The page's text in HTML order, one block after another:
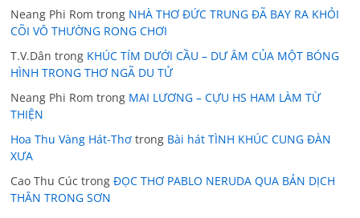
Neang Phi Rom trong NHÀ THƠ ĐỨC TRUNG ĐÃ BAY RA KHỎI
CÕI VÔ THƯỜNG RONG CHƠI
T.V.Dân trong KHÚC TÍM DƯỚI CẦU – DƯ ÂM CỦA MỘT BÓNG
HÌNH TRONG THƠ NGÃ DU TỬ
Neang Phi Rom trong MAI LƯƠNG – CỰU HS HAM LÀM TỪ
THIỆN
Hoa Thu Vàng Hát-Thơ trong Bài hát TÌNH KHÚC CUNG ĐÀN
XƯA
Cao Thu Cúc trongĐỌC THƠ PABLO NERUDA QUA BẢN DỊCH
THÂN TRONG SƠN